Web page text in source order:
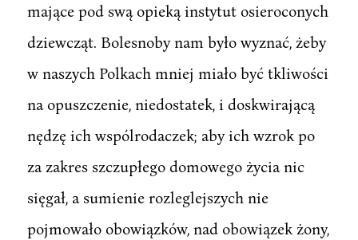
mające pod swą opieką instytut osieroconych
dziewcząt. Bolesnoby nam było wyznać, żeby
w naszych Polkach mniej miało być tkliwości
na opuszczenie, niedostatek, i doskwirającą
nędzę ich wspólrodaczek; aby ich wzrok po
za zakres szczupłego domowego życia nic
sięgał, a sumienie rozleglejszych nie
pojmowało obowiązków, nad obowiązek żony,